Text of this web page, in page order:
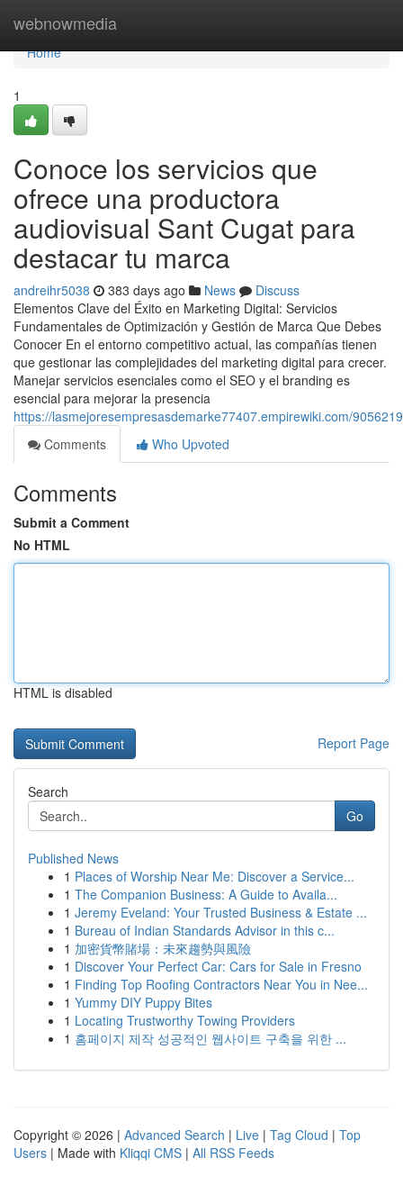
webnowmedia
Home
Home
1
Conoce los servicios que
ofrece una productora
audiovisual Sant Cugat para
destacar tu marca
andreihr5038 383 days ago News
Discuss
Elementos Clave del Éxito en Marketing Digital: Servicios
Fundamentales de Optimización y Gestión de Marca Que Debes
Conocer En el entorno competitivo actual, las compañías tienen
que gestionar las complejidades del marketing digital para crecer.
Manejar servicios esenciales como el SEO y el branding es
esencial para mejorar la presencia
https://lasmejoresempresasdemarke77407.empirewiki.com/
Comments
Who Upvoted
Comments
Submit a Comment
No HTML
HTML is disabled
Report Page
Search
Go
Published News
1 Places of Worship Near Me: Discover a Service...
1 The Companion Business: A Guide to Availa...
1 Jeremy Eveland: Your Trusted Business & Estate ...
1 Bureau of Indian Standards Advisor in this c...
1 加密貨幣賭場：未來趨勢與風險
1 Discover Your Perfect Car: Cars for Sale in Fresno
1 Finding Top Roofing Contractors Near You in Nee...
1 Yummy DIY Puppy Bites
1 Locating Trustworthy Towing Providers
1 홈페이지 제작 성공적인 웹사이트 구축을 위한 ...
Copyright © 2026 | Advanced Search | Live | Tag Cloud | Top
Users | Made with Kliqqi CMS | All RSS Feeds